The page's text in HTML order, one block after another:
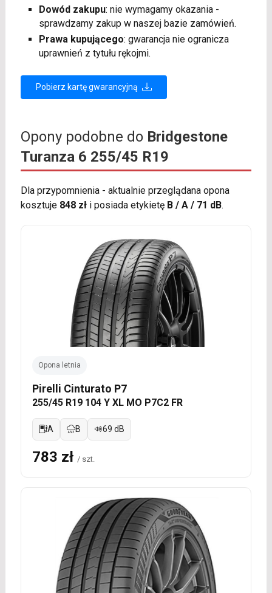
Dowód zakupu: nie wymagamy okazania -
sprawdzamy zakup w naszej bazie zamówień.
Prawa kupującego: gwarancja nie ogranicza
uprawnień z tytułu rękojmi.
Pobierz kartę gwarancyjną
Opony podobne do Bridgestone
Turanza 6 255/45 R19
Dla przypomnienia - aktualnie przeglądana opona
kosztuje 848 złi posiada etykietę B / A / 71 dB.
Opona letnia
Pirelli Cinturato P7
255/45 R19 104 Y XL MO P7C2 FR
A B 69 dB
783 zł / szt.